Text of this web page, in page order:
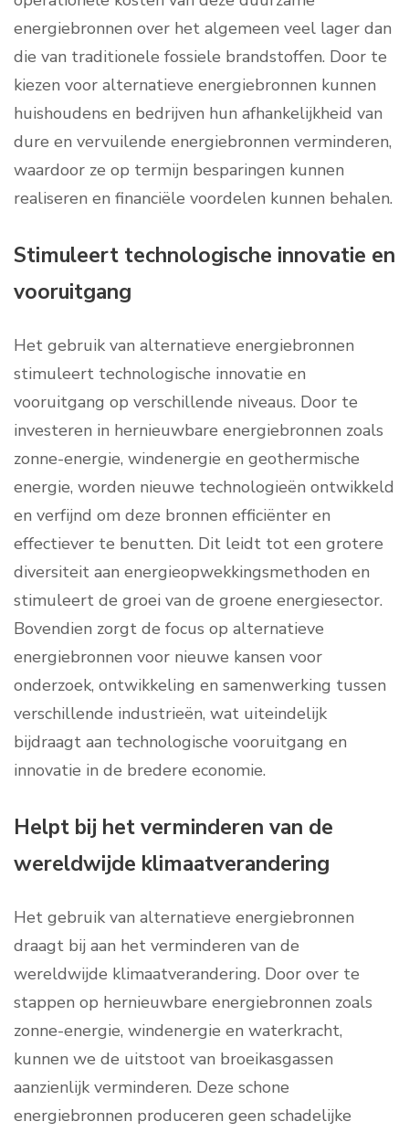
energiebronnen over het algemeen veel lager dan
die van traditionele fossiele brandstoffen. Door te
kiezen voor alternatieve energiebronnen kunnen
huishoudens en bedrijven hun afhankelijkheid van
dure en vervuilende energiebronnen verminderen,
waardoor ze op termijn besparingen kunnen
realiseren en financiële voordelen kunnen behalen.
Stimuleert technologische innovatie en
vooruitgang
Het gebruik van alternatieve energiebronnen
stimuleert technologische innovatie en
vooruitgang op verschillende niveaus. Door te
investeren in hernieuwbare energiebronnen zoals
zonne-energie, windenergie en geothermische
energie, worden nieuwe technologieën ontwikkeld
en verfijnd om deze bronnen efficiënter en
effectiever te benutten. Dit leidt tot een grotere
diversiteit aan energieopwekkingsmethoden en
stimuleert de groei van de groene energiesector.
Bovendien zorgt de focus op alternatieve
energiebronnen voor nieuwe kansen voor
onderzoek, ontwikkeling en samenwerking tussen
verschillende industrieën, wat uiteindelijk
bijdraagt aan technologische vooruitgang en
innovatie in de bredere economie.
Helpt bij het verminderen van de
wereldwijde klimaatverandering
Het gebruik van alternatieve energiebronnen
draagt bij aan het verminderen van de
wereldwijde klimaatverandering. Door over te
stappen op hernieuwbare energiebronnen zoals
zonne-energie, windenergie en waterkracht,
kunnen we de uitstoot van broeikasgassen
aanzienlijk verminderen. Deze schone
energiebronnen produceren geen schadelijke